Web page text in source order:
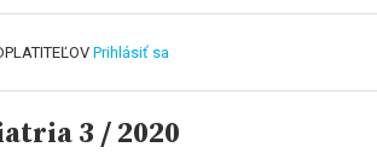
Prihlásiť sa
3 / 2020